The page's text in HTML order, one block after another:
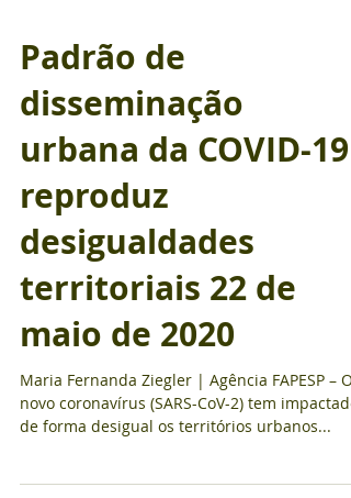
Padrão de
disseminação
urbana da COVID-19
reproduz
desigualdades
territoriais 22 de
maio de 2020
novo coronavírus (SARS-CoV-2) tem impactado